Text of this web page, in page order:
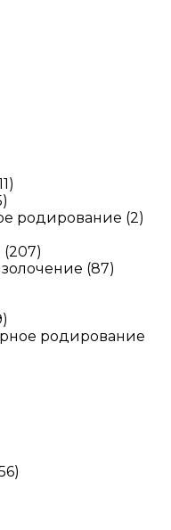
)
)
родирование (2)
(207)
(87)
)
родирование
)